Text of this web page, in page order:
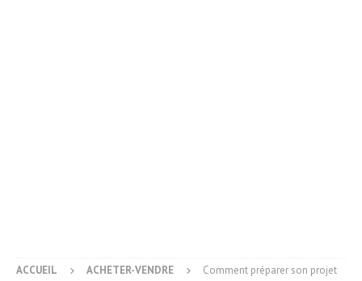
ACCUEIL ACHETER-VENDRE
Comment préparer son projet